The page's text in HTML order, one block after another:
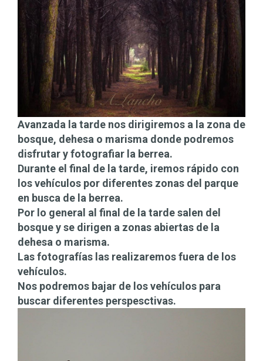
Avanzada la tarde nos dirigiremos a la zona de
bosque, dehesa o marisma donde podremos
disfrutar y fotografiar la berrea.
Durante el final de la tarde, iremos rápido con
los vehículos por diferentes zonas del parque
en busca de la berrea.
Por lo general al final de la tarde salen del
bosque y se dirigen a zonas abiertas de la
dehesa o marisma.
Las fotografías las realizaremos fuera de los
vehículos.
Nos podremos bajar de los vehículos para
buscar diferentes perspesctivas.